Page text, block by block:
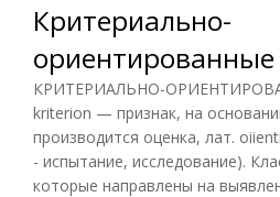
Критериально-
ориентированные
КРИТЕРИАЛЬНО-
kriterion — признак, на
производится оценка, лат.
- испытание, исследование).
которые направлены на